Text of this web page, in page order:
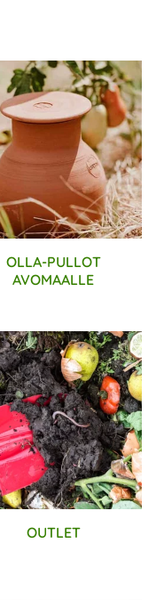
OLLA-PULLOT
AVOMAALLE
OUTLET